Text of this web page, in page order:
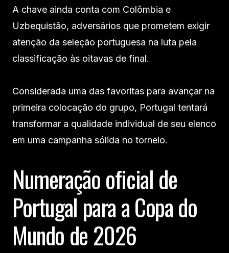
A chave ainda conta com Colômbia e
Uzbequistão, adversários que prometem exigir
atenção da seleção portuguesa na luta pela
classificação às oitavas de final.
Considerada uma das favoritas para avançar na
primeira colocação do grupo, Portugal tentará
transformar a qualidade individual de seu elenco
em uma campanha sólida no torneio.
Numeração oficial de
Portugal para a Copa do
Mundo de 2026